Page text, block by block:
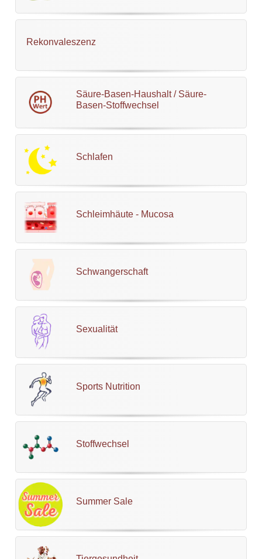
Rekonvaleszenz
Säure-Basen-Haushalt / Säure-
Basen-Stoffwechsel
Schlafen
Schleimhäute - Mucosa
Schwangerschaft
Sexualität
Sports Nutrition
Stoffwechsel
Summer Sale